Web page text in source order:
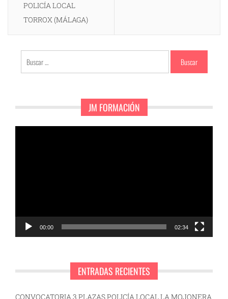
POLICÍA LOCAL
TORROX (MÁLAGA)
Buscar:
JM FORMACIÓN
00:00 02:34
ENTRADAS RECIENTES
CONVOCATORIA 3 PLAZAS POLICÍA LOCAL LA MOJONERA